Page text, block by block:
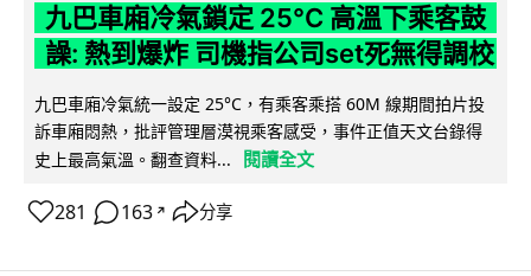
九巴車廂冷氣鎖定 25°C 高溫下乘客鼓
譟: 熱到爆炸 司機指公司set死無得調校
九巴車廂冷氣統一設定 25°C，有乘客乘搭 60M 線期間拍片投
訴車廂悶熱，批評管理層漠視乘客感受，事件正值天文台錄得
史上最高氣溫。翻查資料...
閱讀全文
281 163 ↗ 分享